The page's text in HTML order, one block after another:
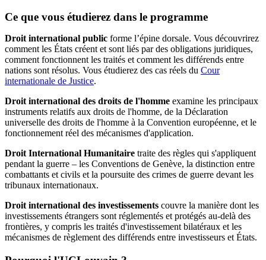
Ce que vous étudierez dans le programme
Droit international public forme l’épine dorsale. Vous découvrirez
comment les États créent et sont liés par des obligations juridiques,
comment fonctionnent les traités et comment les différends entre
nations sont résolus. Vous étudierez des cas réels du Cour
internationale de Justice.
Droit international des droits de l'homme examine les principaux
instruments relatifs aux droits de l'homme, de la Déclaration
universelle des droits de l'homme à la Convention européenne, et le
fonctionnement réel des mécanismes d'application.
Droit International Humanitaire traite des règles qui s'appliquent
pendant la guerre – les Conventions de Genève, la distinction entre
combattants et civils et la poursuite des crimes de guerre devant les
tribunaux internationaux.
Droit international des investissements couvre la manière dont les
investissements étrangers sont réglementés et protégés au-delà des
frontières, y compris les traités d'investissement bilatéraux et les
mécanismes de règlement des différends entre investisseurs et États.